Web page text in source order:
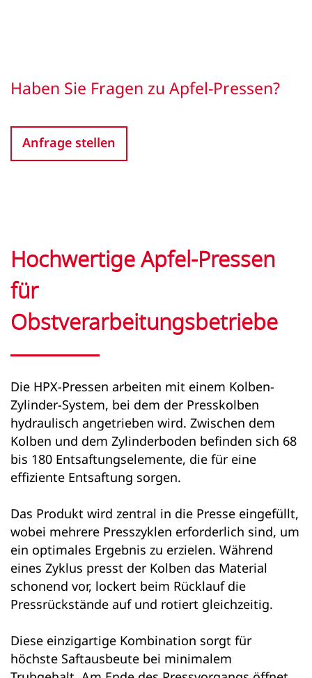
Haben Sie Fragen zu Apfel-Pressen?
Anfrage stellen
Hochwertige Apfel-Pressen
für
Obstverarbeitungsbetriebe
Die HPX-Pressen arbeiten mit einem Kolben-
Zylinder-System, bei dem der Presskolben
hydraulisch angetrieben wird. Zwischen dem
Kolben und dem Zylinderboden befinden sich 68
bis 180 Entsaftungselemente, die für eine
effiziente Entsaftung sorgen.
Das Produkt wird zentral in die Presse eingefüllt,
wobei mehrere Presszyklen erforderlich sind, um
ein optimales Ergebnis zu erzielen. Während
eines Zyklus presst der Kolben das Material
schonend vor, lockert beim Rücklauf die
Pressrückstände auf und rotiert gleichzeitig.
Diese einzigartige Kombination sorgt für
höchste Saftausbeute bei minimalem